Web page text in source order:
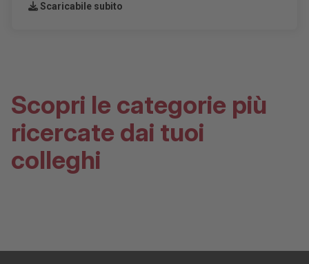
Scaricabile subito
Scopri le categorie più
ricercate dai tuoi
colleghi